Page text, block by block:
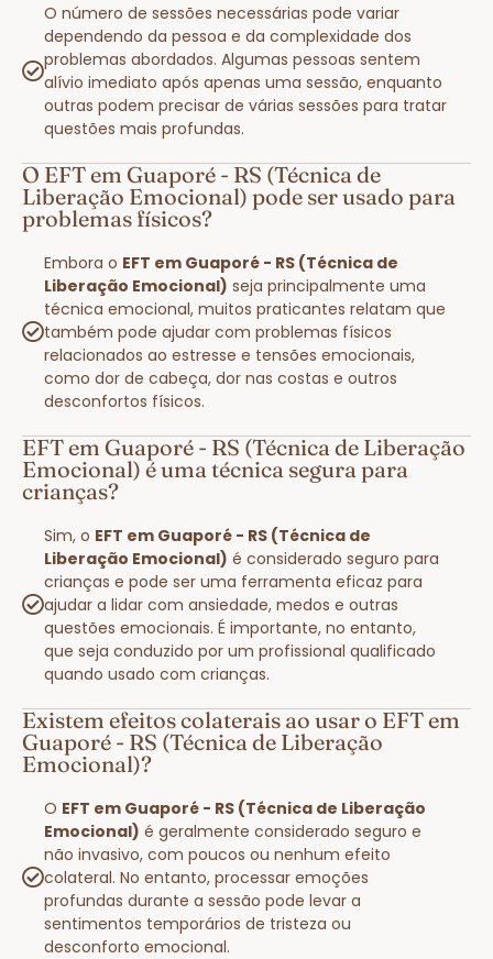
O número de sessões necessárias pode variar
dependendo da pessoa e da complexidade dos
problemas abordados. Algumas pessoas sentem
alívio imediato após apenas uma sessão, enquanto
outras podem precisar de várias sessões para tratar
questões mais profundas.
O EFT em Guaporé - RS (Técnica de
Liberação Emocional) pode ser usado para
problemas físicos?
Embora o EFT em Guaporé - RS (Técnica de
Liberação Emocional) seja principalmente uma
técnica emocional, muitos praticantes relatam que
também pode ajudar com problemas físicos
relacionados ao estresse e tensões emocionais,
como dor de cabeça, dor nas costas e outros
desconfortos físicos.
EFT em Guaporé - RS (Técnica de Liberação
Emocional) é uma técnica segura para
crianças?
Sim, o EFT em Guaporé - RS (Técnica de
Liberação Emocional) é considerado seguro para
crianças e pode ser uma ferramenta eficaz para
ajudar a lidar com ansiedade, medos e outras
questões emocionais. É importante, no entanto,
que seja conduzido por um profissional qualificado
quando usado com crianças.
Existem efeitos colaterais ao usar o EFT em
Guaporé - RS (Técnica de Liberação
Emocional)?
O EFT em Guaporé - RS (Técnica de Liberação
Emocional) é geralmente considerado seguro e
não invasivo, com poucos ou nenhum efeito
colateral. No entanto, processar emoções
profundas durante a sessão pode levar a
sentimentos temporários de tristeza ou
desconforto emocional.